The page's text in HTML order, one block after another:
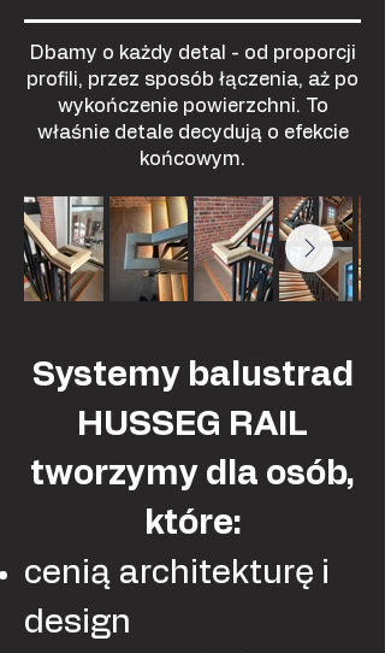
Dbamy o każdy detal - od proporcji
profili, przez sposób łączenia, aż po
wykończenie powierzchni. To
właśnie detale decydują o efekcie
końcowym.
Systemy balustrad
HUSSEG RAIL
tworzymy dla osób,
które:
cenią architekturę i
design